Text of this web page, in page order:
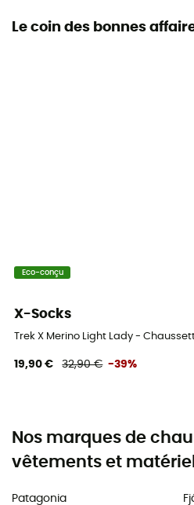
Le coin des bonnes
Eco-conçu
X-Socks
Trek X Merino Light Lady -
19,90 € 32,90 € -39%
Nos marques de
vêtements et matériel
Patagonia